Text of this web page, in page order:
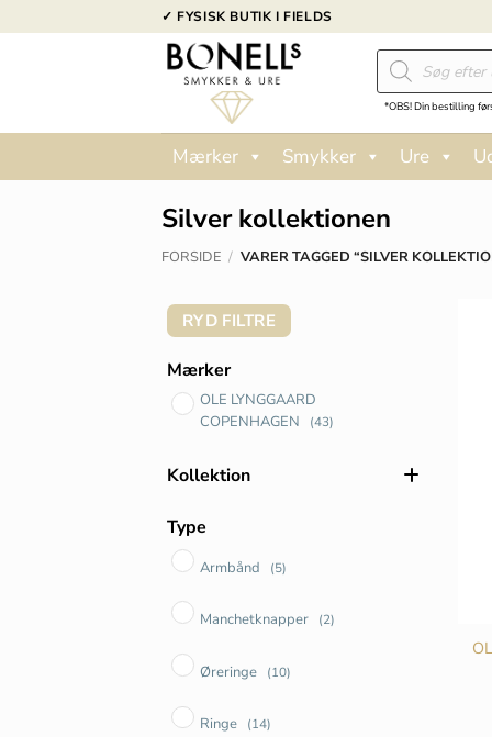
til
✓ FYSISK BUTIK I FIELDS
Products
search
*OBS! Din bestilling
Mærker Smykker Ure
Silver kollektionen
FORSIDE / VARER TAGGED “SILVER
RYD FILTRE
Mærker
OLE LYNGGAARD
COPENHAGEN
(43)
Kollektion
Forest (2)
Leaves (6)
Lotus (19)
Love (1)
Type
Armbånd (5)
Manchetknapper (2)
Øreringe (10)
Ringe (14)